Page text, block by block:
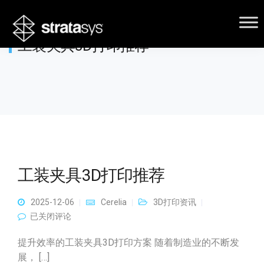
工装夹具3D打印推荐
工装夹具3D打印推荐
2025-12-06 Cerelia
3D打印资讯
工装夹具3D打印推荐
已关闭评论
提升效率的工装夹具3D打印方案 随着制造业的不断发
展， […]